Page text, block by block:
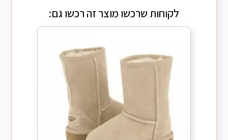
לקוחות שרכשו מוצר זה רכשו גם: